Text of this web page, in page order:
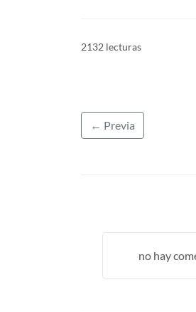
2132 lecturas
← Previa
no hay